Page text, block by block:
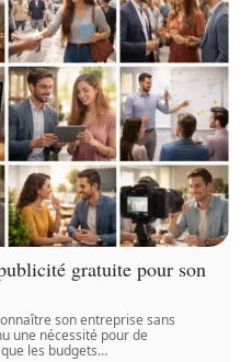
gratuite pour son
son entreprise sans
une nécessité pour de
les budgets…